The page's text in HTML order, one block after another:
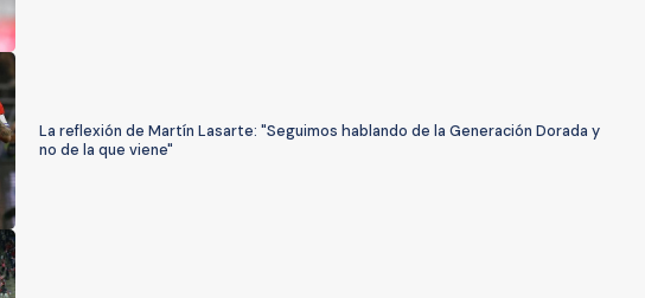
La reflexión de Martín Lasarte: "Seguimos hablando de la Generación Dorada y
no de la que viene"